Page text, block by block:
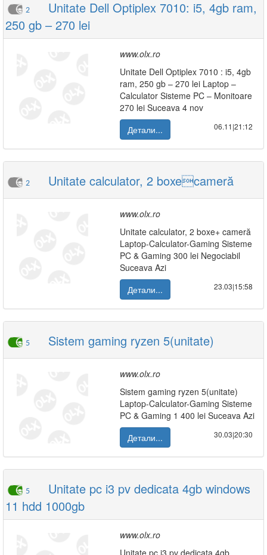
2
Unitate Dell Optiplex 7010: i5, 4gb ram,
250 gb – 270 lei
www.olx.ro
Unitate Dell Optiplex 7010 : i5, 4gb
ram, 250 gb – 270 lei Laptop –
Calculator Sisteme PC – Monitoare
270 lei Suceava 4 nov
Детали...
06.11|21:12
2 Unitate calculator, 2 boxecameră
www.olx.ro
Unitate calculator, 2 boxe+ cameră
Laptop-Calculator-Gaming Sisteme
PC & Gaming 300 lei Negociabil
Suceava Azi
Детали...
23.03|15:58
5 Sistem gaming ryzen 5(unitate)
www.olx.ro
Sistem gaming ryzen 5(unitate)
Laptop-Calculator-Gaming Sisteme
PC & Gaming 1 400 lei Suceava Azi
Детали...
30.03|20:30
5
Unitate pc i3 pv dedicata 4gb windows
11 hdd 1000gb
www.olx.ro
Unitate pc i3 pv dedicata 4gb